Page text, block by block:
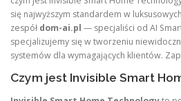
się najwyższym standardem w
zespół dom-ai.pl — specjaliści od AI
specjalizujemy się w tworzeniu
systemów dla wymagających klientów.
Czym jest Invisible Smart